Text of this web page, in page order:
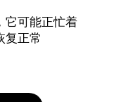
它可能正忙着
复正常